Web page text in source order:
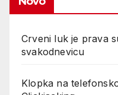
Crveni luk je prava
svakodnevicu
Klopka na